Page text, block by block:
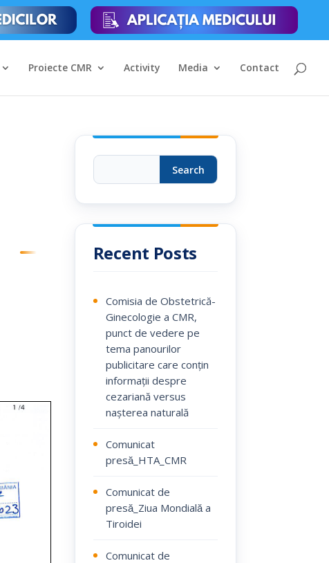
Proiecte CMR Activity Media Contact
Search
Recent Posts
Comisia de Obstetrică-
Ginecologie a CMR,
punct de vedere pe
tema panourilor
publicitare care conțin
informații despre
cezariană versus
nașterea naturală
Comunicat
presă_HTA_CMR
Comunicat de
presă_Ziua Mondială a
Tiroidei
Comunicat de